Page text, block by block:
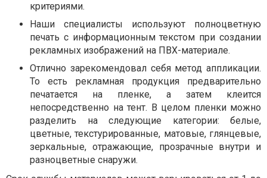
критериями.
Наши специалисты используют полноцветную
печать с информационным текстом при создании
рекламных изображений на ПВХ-материале.
Отлично зарекомендовал себя метод аппликации.
То есть рекламная продукция предварительно
печатается на пленке, а затем клеится
непосредственно на тент. В целом пленки можно
разделить на следующие категории: белые,
цветные, текстурированные, матовые, глянцевые,
зеркальные, отражающие, прозрачные внутри и
разноцветные снаружи.